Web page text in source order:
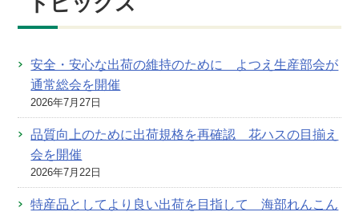
安全・安心な出荷の維持のために よつえ生産部会が
通常総会を開催
2026年7月27日
品質向上のために出荷規格を再確認 花ハスの目揃え
会を開催
2026年7月22日
特産品としてより良い出荷を目指して 海部れんこん